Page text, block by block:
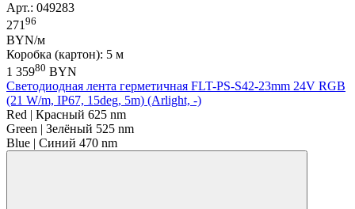
Арт.: 049283
27196
BYN/м
Коробка (картон): 5 м
1 35980 BYN
Светодиодная лента герметичная FLT-PS-S42-23mm 24V RGB
(21 W/m, IP67, 15deg, 5m) (Arlight, -)
Red | Красный 625 nm
Green | Зелёный 525 nm
Blue | Синий 470 nm